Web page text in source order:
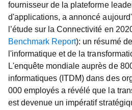
fournisseur de la plateforme
d'applications, a annoncé
l’étude sur la Connectivité en
Benchmark Report): un résumé
l'informatique et de la
L'enquête mondiale auprès de
informatiques (ITDM) dans des
000 employés a révélé que la
est devenue un impératif